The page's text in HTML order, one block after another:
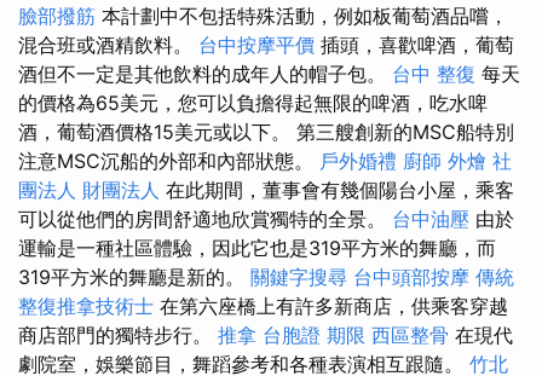
臉部撥筋 本計劃中不包括特殊活動，例如板葡萄酒品嚐，
混合班或酒精飲料。 台中按摩平價 插頭，喜歡啤酒，葡萄
酒但不一定是其他飲料的成年人的帽子包。 台中 整復 每天
的價格為65美元，您可以負擔得起無限的啤酒，吃水啤
酒，葡萄酒價格15美元或以下。 第三艘創新的MSC船特別
注意MSC沉船的外部和內部狀態。 戶外婚禮 廚師 外燴 社
團法人 財團法人 在此期間，董事會有幾個陽台小屋，乘客
可以從他們的房間舒適地欣賞獨特的全景。 台中油壓 由於
運輸是一種社區體驗，因此它也是319平方米的舞廳，而
319平方米的舞廳是新的。 關鍵字搜尋 台中頭部按摩 傳統
整復推拿技術士 在第六座橋上有許多新商店，供乘客穿越
商店部門的獨特步行。 推拿 台胞證 期限 西區整骨 在現代
劇院室，娛樂節目，舞蹈參考和各種表演相互跟隨。 竹北